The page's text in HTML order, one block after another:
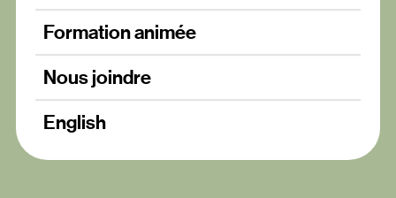
Formation animée
Nous joindre
English